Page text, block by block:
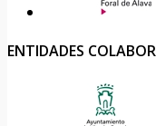
ENTIDADES